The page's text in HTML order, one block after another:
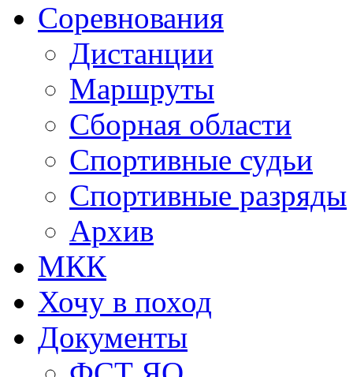
Соревнования
Дистанции
Маршруты
Сборная области
Спортивные судьи
Спортивные разряды
Архив
МКК
Хочу в поход
Документы